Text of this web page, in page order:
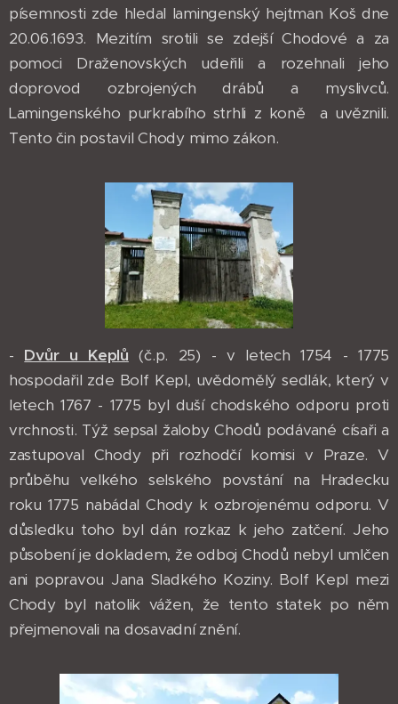
písemnosti zde hledal lamingenský hejtman Koš dne
20.06.1693. Mezitím srotili se zdejší Chodové a za
pomoci Draženovských udeřili a rozehnali jeho
doprovod ozbrojených drábů a myslivců.
Lamingenského purkrabího strhli z koně a uvěznili.
Tento čin postavil Chody mimo zákon.
- Dvůr u Keplů (č.p. 25) - v letech 1754 - 1775
hospodařil zde Bolf Kepl, uvědomělý sedlák, který v
letech 1767 - 1775 byl duší chodského odporu proti
vrchnosti. Týž sepsal žaloby Chodů podávané císaři a
zastupoval Chody při rozhodčí komisi v Praze. V
průběhu velkého selského povstání na Hradecku
roku 1775 nabádal Chody k ozbrojenému odporu. V
důsledku toho byl dán rozkaz k jeho zatčení. Jeho
působení je dokladem, že odboj Chodů nebyl umlčen
ani popravou Jana Sladkého Koziny. Bolf Kepl mezi
Chody byl natolik vážen, že tento statek po něm
přejmenovali na dosavadní znění.